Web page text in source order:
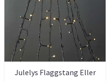
Julelys Flaggstang Eller